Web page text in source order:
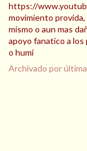
https://
movimiento
mismo o aun mas
apoyo fanatico a
o humi
Archivado por